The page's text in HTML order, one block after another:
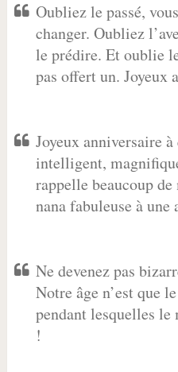
Oubliez le passé,
changer. Oubliez
le prédire. Et oublie
pas offert un. Joyeux
Joyeux anniversaire
intelligent,
rappelle beaucoup
nana fabuleuse à une
Ne devenez pas
Notre âge n’est que
pendant lesquelles le
!